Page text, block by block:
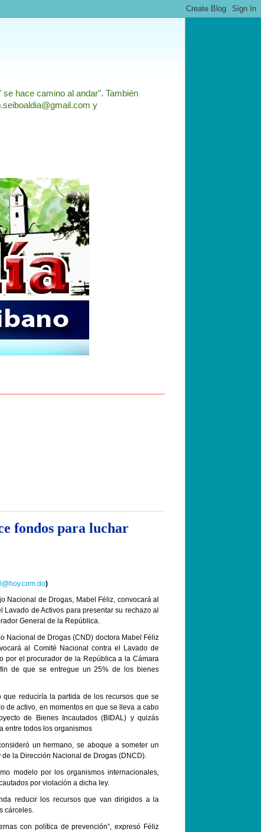
hace camino al andar". También
y
fondos para luchar
)
Nacional de Drogas, Mabel Féliz, convocará al
Lavado de Activos para presentar su rechazo al
General de la República.
Nacional de Drogas (CND) doctora Mabel Féliz
al Comité Nacional contra el Lavado de
por el procurador de la República a la Cámara
de que se entregue un 25% de los bienes
reduciría la partida de los recursos que se
de activo, en momentos en que se lleva a cabo
de Bienes Incautados (BIDAL) y quizás
entre todos los organismos
un hermano, se aboque a someter un
la Dirección Nacional de Drogas (DNCD).
modelo por los organismos internacionales,
por violación a dicha ley.
reducir los recursos que van dirigidos a la
cárceles.
con política de prevención”, expresó Féliz